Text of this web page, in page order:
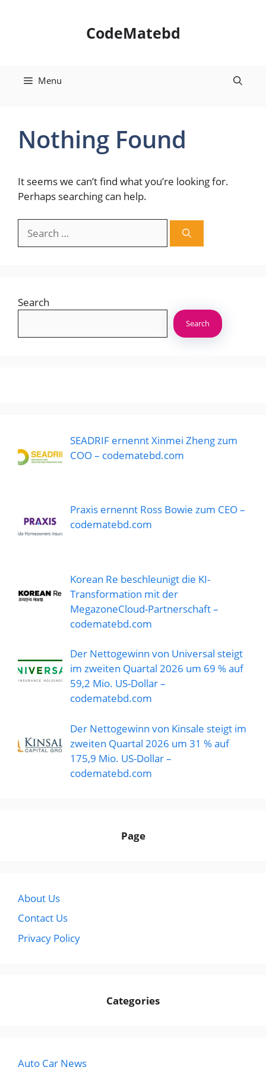
CodeMatebd
Menu
Nothing Found
It seems we can’t find what you’re looking for.
Perhaps searching can help.
for:
Search
Search
SEADRIF ernennt Xinmei Zheng zum
COO – codematebd.com
Praxis ernennt Ross Bowie zum CEO –
codematebd.com
Korean Re beschleunigt die KI-
Transformation mit der
MegazoneCloud-Partnerschaft –
codematebd.com
Der Nettogewinn von Universal steigt
im zweiten Quartal 2026 um 69 % auf
59,2 Mio. US-Dollar –
codematebd.com
Der Nettogewinn von Kinsale steigt im
zweiten Quartal 2026 um 31 % auf
175,9 Mio. US-Dollar –
codematebd.com
Page
About Us
Contact Us
Privacy Policy
Categories
Auto Car News